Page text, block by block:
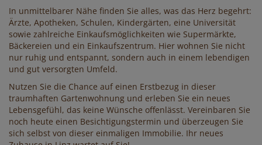
In unmittelbarer Nähe finden Sie alles, was das Herz begehrt:
Ärzte, Apotheken, Schulen, Kindergärten, eine Universität
sowie zahlreiche Einkaufsmöglichkeiten wie Supermärkte,
Bäckereien und ein Einkaufszentrum. Hier wohnen Sie nicht
nur ruhig und entspannt, sondern auch in einem lebendigen
und gut versorgten Umfeld.
Nutzen Sie die Chance auf einen Erstbezug in dieser
traumhaften Gartenwohnung und erleben Sie ein neues
Lebensgefühl, das keine Wünsche offenlässt. Vereinbaren Sie
noch heute einen Besichtigungstermin und überzeugen Sie
sich selbst von dieser einmaligen Immobilie. Ihr neues